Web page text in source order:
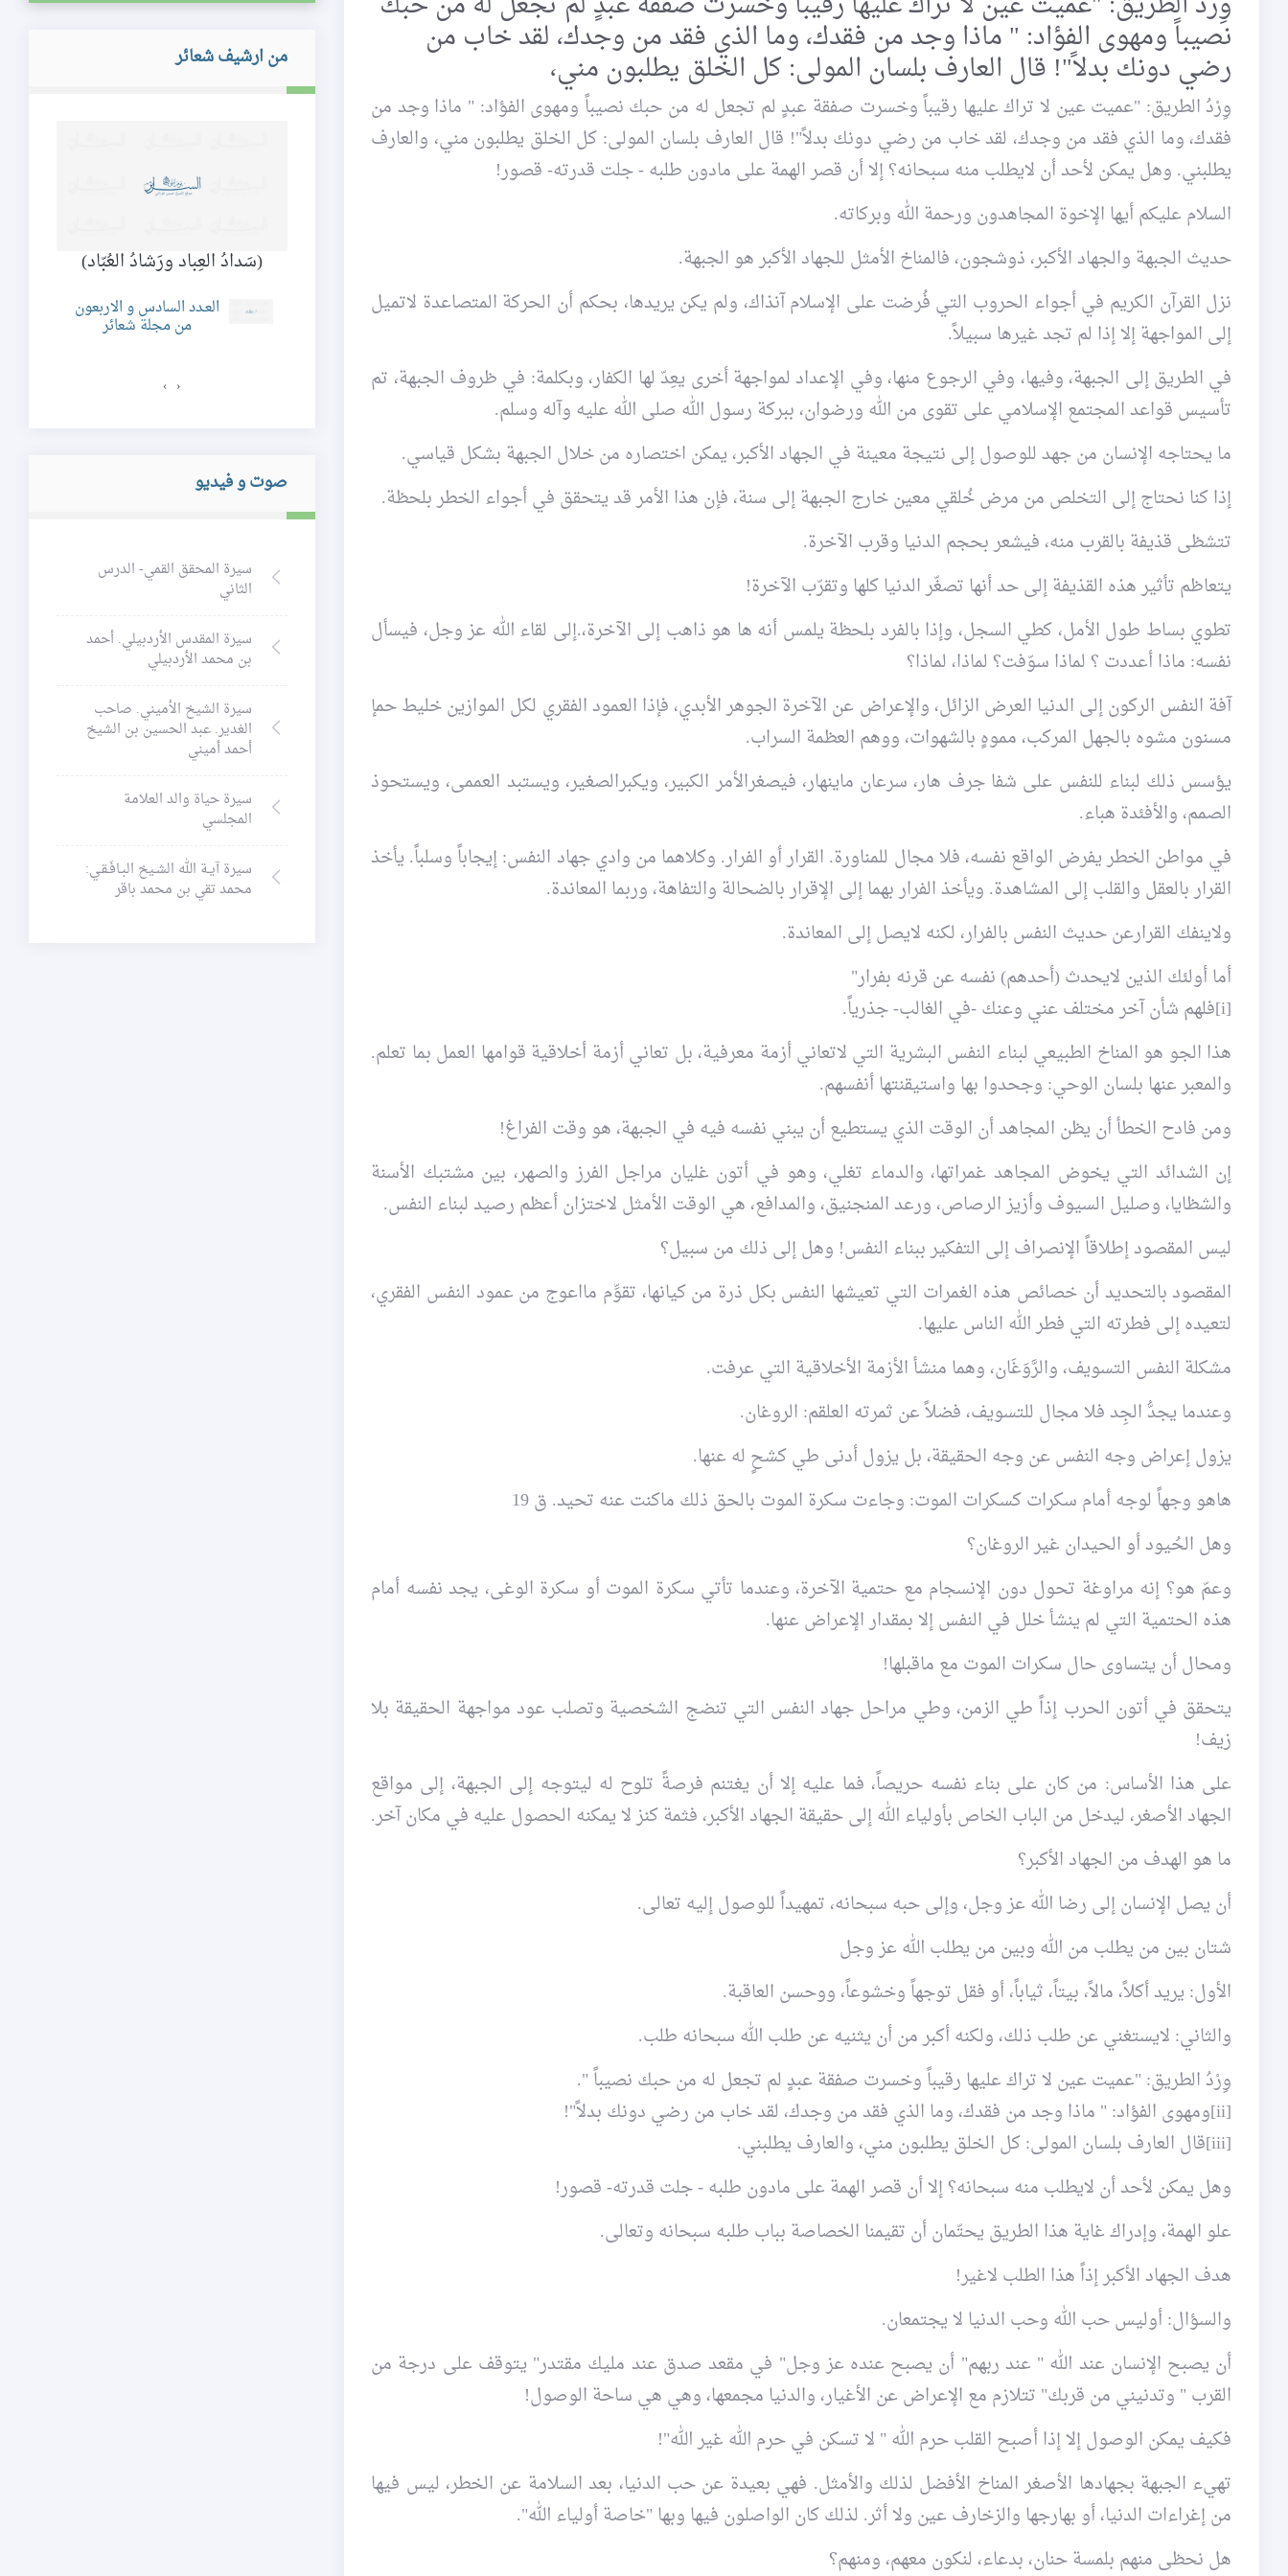
نصيباً ومهوى الفؤاد: " ماذا وجد من فقدك، وما الذي فقد من وجدك، لقد خاب من
رضي دونك بدلاً"! قال العارف بلسان المولى: كل الخلق يطلبون مني،
وِرْدُ الطريق: "عميت عين لا تراك عليها رقيباً وخسرت صفقة عبدٍ لم تجعل له من حبك نصيباً ومهوى الفؤاد: " ماذا وجد من
فقدك، وما الذي فقد من وجدك، لقد خاب من رضي دونك بدلاً"! قال العارف بلسان المولى: كل الخلق يطلبون مني، والعارف
يطلبني. وهل يمكن لأحد أن لايطلب منه سبحانه؟ إلا أن قصر الهمة على مادون طلبه - جلت قدرته- قصور!
السلام عليكم أيها الإخوة المجاهدون ورحمة الله وبركاته.
حديث الجبهة والجهاد الأكبر، ذوشجون، فالمناخ الأمثل للجهاد الأكبر هو الجبهة.
نزل القرآن الكريم في أجواء الحروب التي فُرضت على الإسلام آنذاك، ولم يكن يريدها، بحكم أن الحركة المتصاعدة لاتميل
إلى المواجهة إلا إذا لم تجد غيرها سبيلاً.
في الطريق إلى الجبهة، وفيها، وفي الرجوع منها، وفي الإعداد لمواجهة أخرى يعِدّ لها الكفار، وبكلمة: في ظروف الجبهة، تم
تأسيس قواعد المجتمع الإسلامي على تقوى من الله ورضوان، ببركة رسول الله صلى الله عليه وآله وسلم.
ما يحتاجه الإنسان من جهد للوصول إلى نتيجة معينة في الجهاد الأكبر، يمكن اختصاره من خلال الجبهة بشكل قياسي.
إذا كنا نحتاج إلى التخلص من مرض خُلقي معين خارج الجبهة إلى سنة، فإن هذا الأمر قد يتحقق في أجواء الخطر بلحظة.
تتشظى قذيفة بالقرب منه، فيشعر بحجم الدنيا وقرب الآخرة.
يتعاظم تأثير هذه القذيفة إلى حد أنها تصغّر الدنيا كلها وتقرّب الآخرة!
تطوي بساط طول الأمل، كطي السجل، وإذا بالفرد بلحظة يلمس أنه ها هو ذاهب إلى الآخرة،.إلى لقاء الله عز وجل، فيسأل
نفسه: ماذا أعددت ؟ لماذا سوّفت؟ لماذا، لماذا؟
آفة النفس الركون إلى الدنيا العرض الزائل، والإعراض عن الآخرة الجوهر الأبدي، فإذا العمود الفقري لكل الموازين خليط حمإ
مسنون مشوه بالجهل المركب، مموهٍ بالشهوات، ووهم العظمة السراب.
يؤسس ذلك لبناء للنفس على شفا جرف هار، سرعان ماينهار، فيصغرالأمر الكبير، ويكبرالصغير، ويستبد العممى، ويستحوذ
الصمم، والأفئدة هباء.
في مواطن الخطر يفرض الواقع نفسه، فلا مجال للمناورة. القرار أو الفرار. وكلاهما من وادي جهاد النفس: إيجاباً وسلباً. يأخذ
القرار بالعقل والقلب إلى المشاهدة. ويأخذ الفرار بهما إلى الإقرار بالضحالة والتفاهة، وربما المعاندة.
ولاينفك القرارعن حديث النفس بالفرار، لكنه لايصل إلى المعاندة.
أما أولئك الذين لايحدث (أحدهم) نفسه عن قرنه بفرار"
[i]فلهم شأن آخر مختلف عني وعنك -في الغالب- جذرياً.
هذا الجو هو المناخ الطبيعي لبناء النفس البشرية التي لاتعاني أزمة معرفية، بل تعاني أزمة أخلاقية قوامها العمل بما تعلم.
والمعبر عنها بلسان الوحي: وجحدوا بها واستيقنتها أنفسهم.
ومن فادح الخطأ أن يظن المجاهد أن الوقت الذي يستطيع أن يبني نفسه فيه في الجبهة، هو وقت الفراغ!
إن الشدائد التي يخوض المجاهد غمراتها، والدماء تغلي، وهو في أتون غليان مراجل الفرز والصهر، بين مشتبك الأسنة
والشظايا، وصليل السيوف وأزيز الرصاص، ورعد المنجنيق، والمدافع، هي الوقت الأمثل لاختزان أعظم رصيد لبناء النفس.
ليس المقصود إطلاقاً الإنصراف إلى التفكير ببناء النفس! وهل إلى ذلك من سبيل؟
المقصود بالتحديد أن خصائص هذه الغمرات التي تعيشها النفس بكل ذرة من كيانها، تقوِّم مااعوج من عمود النفس الفقري،
لتعيده إلى فطرته التي فطر الله الناس عليها.
مشكلة النفس التسويف، والرَّوَغَان، وهما منشأ الأزمة الأخلاقية التي عرفت.
وعندما يجدُّ الجِد فلا مجال للتسويف، فضلاً عن ثمرته العلقم: الروغان.
يزول إعراض وجه النفس عن وجه الحقيقة، بل يزول أدنى طي كشحٍ له عنها.
هاهو وجهاً لوجه أمام سكرات كسكرات الموت: وجاءت سكرة الموت بالحق ذلك ماكنت عنه تحيد. ق 19
وهل الحُيود أو الحيدان غير الروغان؟
وعمّ هو؟ إنه مراوغة تحول دون الإنسجام مع حتمية الآخرة، وعندما تأتي سكرة الموت أو سكرة الوغى، يجد نفسه أمام
هذه الحتمية التي لم ينشأ خلل في النفس إلا بمقدار الإعراض عنها.
ومحال أن يتساوى حال سكرات الموت مع ماقبلها!
يتحقق في أتون الحرب إذاً طي الزمن، وطي مراحل جهاد النفس التي تنضج الشخصية وتصلب عود مواجهة الحقيقة بلا
زيف!
على هذا الأساس: من كان على بناء نفسه حريصاً، فما عليه إلا أن يغتنم فرصةً تلوح له ليتوجه إلى الجبهة، إلى مواقع
الجهاد الأصغر، ليدخل من الباب الخاص بأولياء الله إلى حقيقة الجهاد الأكبر، فثمة كنز لا يمكنه الحصول عليه في مكان آخر.
ما هو الهدف من الجهاد الأكبر؟
أن يصل الإنسان إلى رضا الله عز وجل، وإلى حبه سبحانه، تمهيداً للوصول إليه تعالى.
شتان بين من يطلب من الله وبين من يطلب الله عز وجل
الأول: يريد أكلاً، مالاً، بيتاً، ثياباً، أو فقل توجهاً وخشوعاً، ووحسن العاقبة.
والثاني: لايستغني عن طلب ذلك، ولكنه أكبر من أن يثنيه عن طلب الله سبحانه طلب.
وِرْدُ الطريق: "عميت عين لا تراك عليها رقيباً وخسرت صفقة عبدٍ لم تجعل له من حبك نصيباً ".
[ii]ومهوى الفؤاد: " ماذا وجد من فقدك، وما الذي فقد من وجدك، لقد خاب من رضي دونك بدلاً"!
[iii]قال العارف بلسان المولى: كل الخلق يطلبون مني، والعارف يطلبني.
وهل يمكن لأحد أن لايطلب منه سبحانه؟ إلا أن قصر الهمة على مادون طلبه - جلت قدرته- قصور!
علو الهمة، وإدراك غاية هذا الطريق يحتّمان أن تقيمنا الخصاصة بباب طلبه سبحانه وتعالى.
هدف الجهاد الأكبر إذاً هذا الطلب لاغير!
والسؤال: أوليس حب الله وحب الدنيا لا يجتمعان.
أن يصبح الإنسان عند الله " عند ربهم" أن يصبح عنده عز وجل" في مقعد صدق عند مليك مقتدر" يتوقف على درجة من
القرب " وتدنيني من قربك" تتلازم مع الإعراض عن الأغيار، والدنيا مجمعها، وهي هي ساحة الوصول!
فكيف يمكن الوصول إلا إذا أصبح القلب حرم الله " لا تسكن في حرم الله غير الله"!
تهيء الجبهة بجهادها الأصغر المناخ الأفضل لذلك والأمثل. فهي بعيدة عن حب الدنيا، بعد السلامة عن الخطر، ليس فيها
من إغراءات الدنيا، أو بهارجها والزخارف عين ولا أثر. لذلك كان الواصلون فيها وبها "خاصة أولياء الله".
هل نحظى منهم بلمسة حنان، بدعاء، لنكون معهم، ومنهم؟
من ارشيف شعائر
الحديث مع الله تعالى، ومع
وليّه المهديّ عليه السّلام
العـدد الخامس و
(سَدادُ العِباد ورَشادُ العُبّاد)
العـدد السادس و الاربعون
من مجلة شعائر
‹
›
صوت و فيديو
سيرة المحقق القمي- الدرس
الثاني
سيرة المقدس الأردبيلي. أحمد
بن محمد الأردبيلي
سيرة الشيخ الأميني. صاحب
الغدير. عبد الحسين بن الشيخ
أحمد أميني
سيرة حياة والد العلامة
المجلسي
سيرة آيـة الله الشـيخ البـافَـقـي:
محمد تقي بن محمد باقر